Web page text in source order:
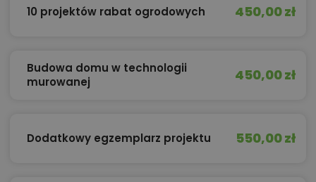
10 projektów rabat ogrodowych 450,00 zł
Budowa domu w technologii
murowanej
450,00 zł
Dodatkowy egzemplarz projektu 550,00 zł